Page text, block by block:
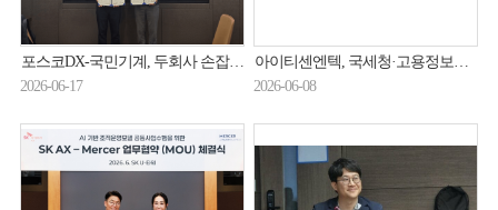
포스코DX-국민기계, 두회사 손잡고 '스마트 제철소' 구현 가속화
2026-06-17
아이티센엔텍, 국세청·고용정보원 사업 연이어 수주…총 636억원 규모
2026-06-08